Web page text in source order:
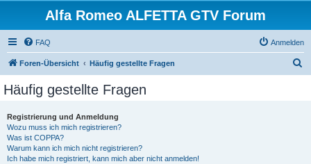
Alfa Romeo ALFETTA GTV Forum
FAQ Anmelden
Foren-Übersicht Häufig gestellte Fragen
Häufig gestellte Fragen
Registrierung und Anmeldung
Wozu muss ich mich registrieren?
Was ist COPPA?
Warum kann ich mich nicht registrieren?
Ich habe mich registriert, kann mich aber nicht anmelden!